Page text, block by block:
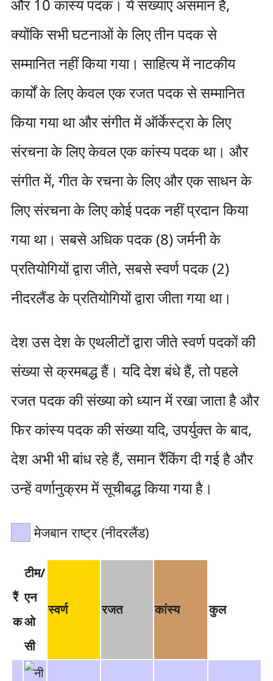
और 10 कांस्य पदक। ये संख्याएं असमान हैं,
क्योंकि सभी घटनाओं के लिए तीन पदक से
सम्मानित नहीं किया गया। साहित्य में नाटकीय
कार्यों के लिए केवल एक रजत पदक से सम्मानित
किया गया था और संगीत में ऑर्केस्ट्रा के लिए
संरचना के लिए केवल एक कांस्य पदक था। और
संगीत में, गीत के रचना के लिए और एक साधन के
लिए संरचना के लिए कोई पदक नहीं प्रदान किया
गया था। सबसे अधिक पदक (8) जर्मनी के
प्रतियोगियों द्वारा जीते, सबसे स्वर्ण पदक (2)
नीदरलैंड के प्रतियोगियों द्वारा जीता गया था।
देश उस देश के एथलीटों द्वारा जीते स्वर्ण पदकों की
संख्या से क्रमबद्ध हैं। यदि देश बंधे हैं, तो पहले
रजत पदक की संख्या को ध्यान में रखा जाता है और
फिर कांस्य पदक की संख्या यदि, उपर्युक्त के बाद,
देश अभी भी बांध रहे हैं, समान रैंकिंग दी गई है और
उन्हें वर्णानुक्रम में सूचीबद्ध किया गया है।
मेजबान राष्ट्र (नीदरलैंड)
रैं
क
टीम/
एन
ओ
सी
स्वर्ण रजत कांस्य कुल